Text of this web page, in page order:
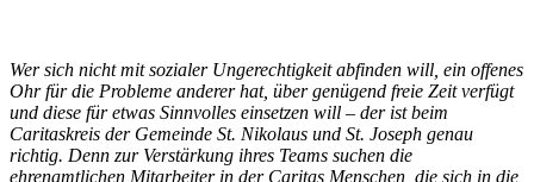
Wer sich nicht mit sozialer Ungerechtigkeit abfinden will, ein offenes
Ohr für die Probleme anderer hat, über genügend freie Zeit verfügt
und diese für etwas Sinnvolles einsetzen will – der ist beim
Caritaskreis der Gemeinde St. Nikolaus und St. Joseph genau
richtig. Denn zur Verstärkung ihres Teams suchen die
ehrenamtlichen Mitarbeiter in der Caritas Menschen, die sich in die